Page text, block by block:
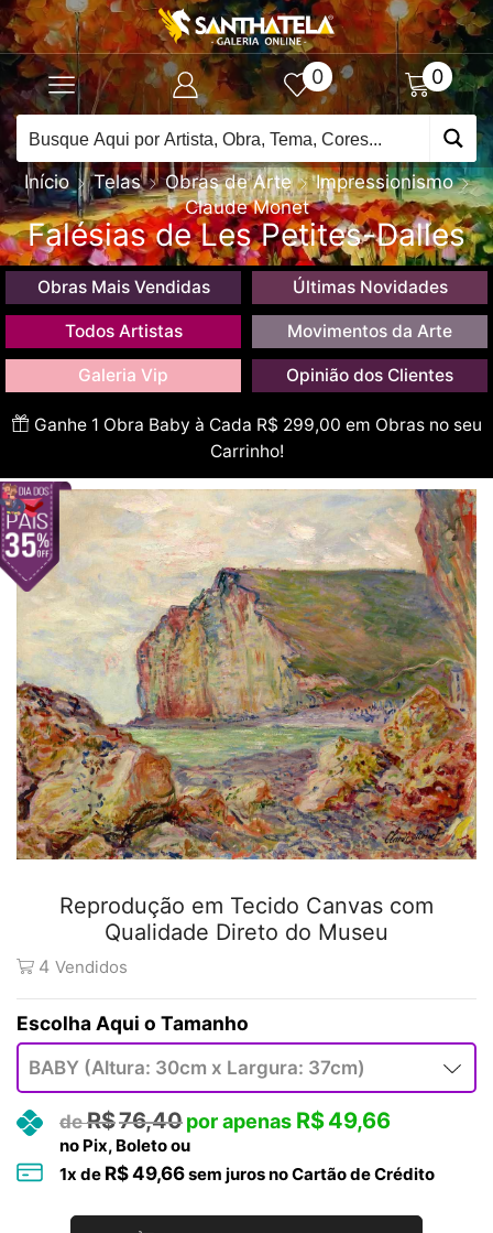
0 0
Início Telas Obras de Arte
Impressionismo
Claude Monet
Falésias de Les Petites-Dalles
Obras Mais Vendidas Últimas Novidades
Todos Artistas Movimentos da Arte
Galeria Vip Opinião dos Clientes
Ganhe 1 Obra Baby à Cada R$ 299,00 em Obras no seu
Carrinho!
Reprodução em Tecido Canvas com
Qualidade Direto do Museu
4 Vendidos
Tamanho
R$76,40 R$49,66
no Pix, Boleto ou
1x de R$49,66sem juros no Cartão de Crédito